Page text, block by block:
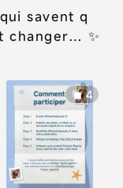
savent q
changer… ✨
4